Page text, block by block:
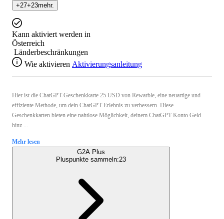
+27+23mehr.
Kann aktiviert werden in
Österreich
Länderbeschränkungen
Wie aktivieren Aktivierungsanleitung
Hier ist die ChatGPT-Geschenkkarte 25 USD von Rewarble, eine neuartige und
effiziente Methode, um dein ChatGPT-Erlebnis zu verbessern. Diese
Geschenkkarten bieten eine nahtlose Möglichkeit, deinem ChatGPT-Konto Geld
hinz ...
Mehr lesen
G2A Plus
Pluspunkte sammeln:23